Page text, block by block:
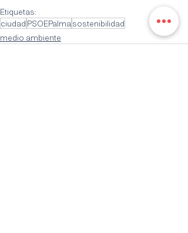
Etiquetas:
ciudad PSOEPalma sostenibilidad
medio ambiente